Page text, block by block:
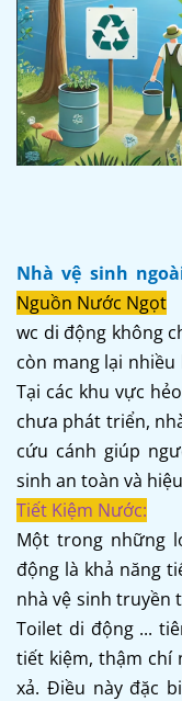
Nhà vệ sinh
Nguồn Nước Ngọt
wc di động không
còn mang lại
Tại các khu vực
chưa phát triển,
cứu cánh giúp
sinh an toàn và
Tiết Kiệm Nước:
Một trong những
động là khả năng
nhà vệ sinh truyền
Toilet di động ...
tiết kiệm, thậm chí
xả. Điều này đặc